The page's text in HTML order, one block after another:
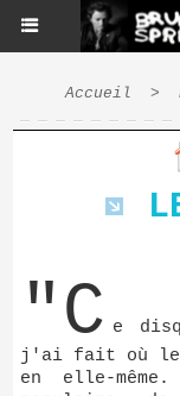
Accueil >
"C e
j'ai fait où le
en elle-